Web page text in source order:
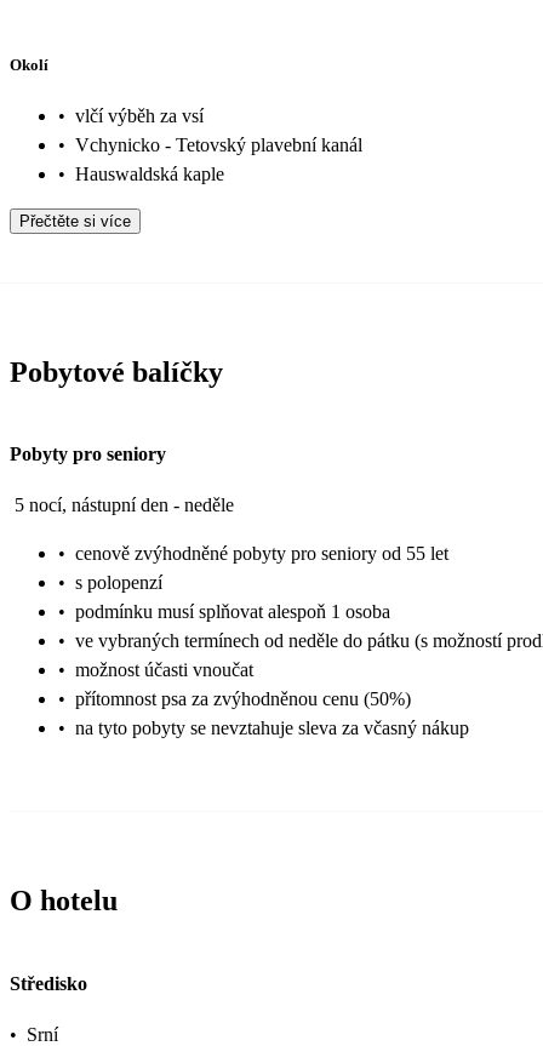
Okolí
• vlčí výběh za vsí
• Vchynicko - Tetovský plavební kanál
• Hauswaldská kaple
Přečtěte si více
Pobytové balíčky
Pobyty pro seniory
5 nocí, nástupní den - neděle
• cenově zvýhodněné pobyty pro seniory od 55 let
• s polopenzí
• podmínku musí splňovat alespoň 1 osoba
• ve vybraných termínech od neděle do pátku (s možností
• možnost účasti vnoučat
• přítomnost psa za zvýhodněnou cenu (50%)
• na tyto pobyty se nevztahuje sleva za včasný nákup
O hotelu
Středisko
• Srní